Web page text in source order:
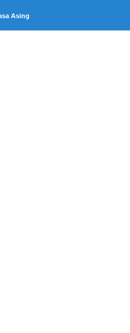
Asing